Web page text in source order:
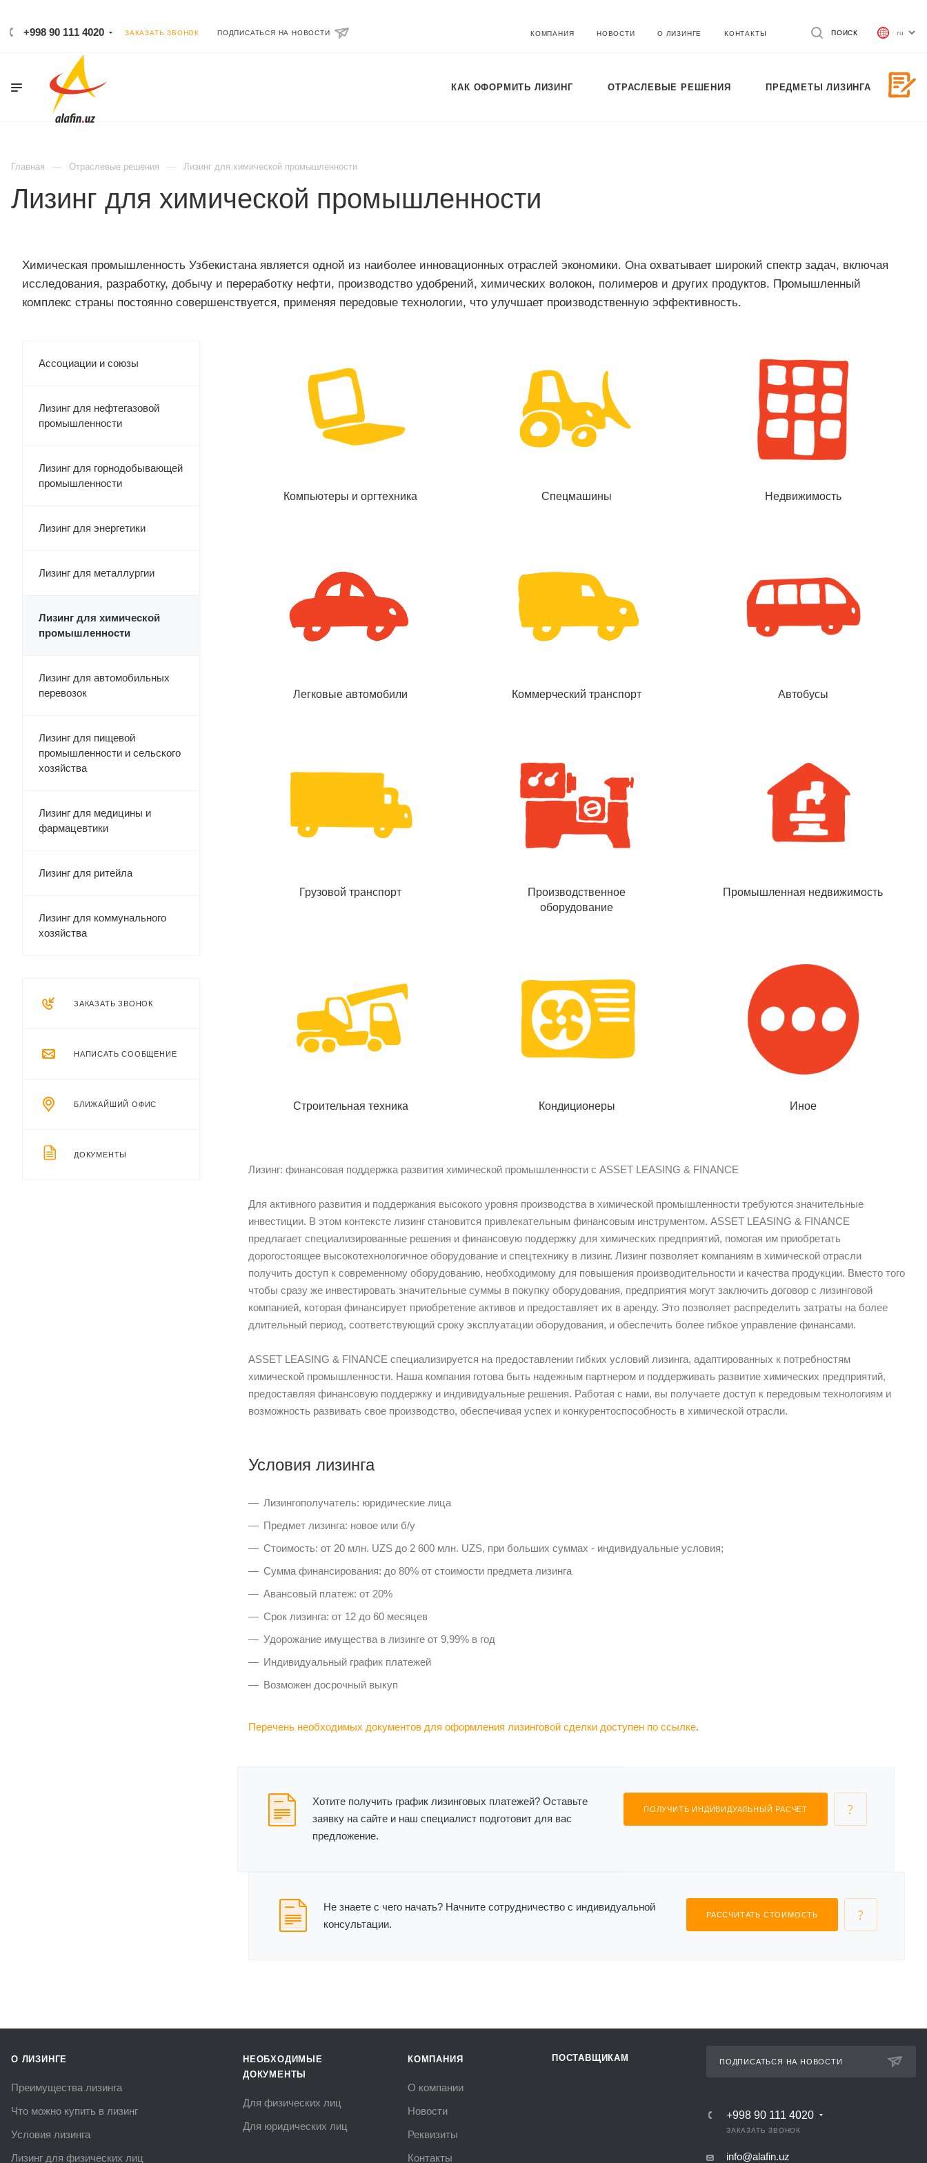
+998 90 111 4020 ЗАКАЗАТЬ ЗВОНОК ПОДПИСАТЬСЯ НА НОВОСТИ ПОИСК
КОМПАНИЯ НОВОСТИ О ЛИЗИНГЕ КОНТАКТЫ
КАК ОФОРМИТЬ ЛИЗИНГ ОТРАСЛЕВЫЕ РЕШЕНИЯ ПРЕДМЕТЫ ЛИЗИНГА
Главная Отраслевые решения Лизинг для химической промышленности
Лизинг для химической промышленности
Химическая промышленность Узбекистана является одной из наиболее инновационных отраслей экономики. Она охватывает широкий спектр задач, включая
исследования, разработку, добычу и переработку нефти, производство удобрений, химических волокон, полимеров и других продуктов. Промышленный
комплекс страны постоянно совершенствуется, применяя передовые технологии, что улучшает производственную эффективность.
Ассоциации и союзы
Лизинг для нефтегазовой
промышленности
Лизинг для горнодобывающей
промышленности
Лизинг для энергетики
Лизинг для металлургии
Лизинг для химической
промышленности
Лизинг для автомобильных
перевозок
Лизинг для пищевой
промышленности и сельского
хозяйства
Лизинг для медицины и
фармацевтики
Лизинг для ритейла
Лизинг для коммунального
хозяйства
ЗАКАЗАТЬ ЗВОНОК
НАПИСАТЬ СООБЩЕНИЕ
БЛИЖАЙШИЙ ОФИС
ДОКУМЕНТЫ
Компьютеры и оргтехника Спецмашины Недвижимость
Легковые автомобили Коммерческий транспорт Автобусы
Грузовой транспорт
Производственное
оборудование
Промышленная недвижимость
Строительная техника Кондиционеры Иное
Лизинг: финансовая поддержка развития химической промышленности с ASSET LEASING & FINANCE
Для активного развития и поддержания высокого уровня производства в химической промышленности требуются значительные
инвестиции. В этом контексте лизинг становится привлекательным финансовым инструментом. ASSET LEASING & FINANCE
предлагает специализированные решения и финансовую поддержку для химических предприятий, помогая им приобретать
дорогостоящее высокотехнологичное оборудование и спецтехнику в лизинг. Лизинг позволяет компаниям в химической отрасли
получить доступ к современному оборудованию, необходимому для повышения производительности и качества продукции. Вместо того
чтобы сразу же инвестировать значительные суммы в покупку оборудования, предприятия могут заключить договор с лизинговой
компанией, которая финансирует приобретение активов и предоставляет их в аренду. Это позволяет распределить затраты на более
длительный период, соответствующий сроку эксплуатации оборудования, и обеспечить более гибкое управление финансами.
ASSET LEASING & FINANCE специализируется на предоставлении гибких условий лизинга, адаптированных к потребностям
химической промышленности. Наша компания готова быть надежным партнером и поддерживать развитие химических предприятий,
предоставляя финансовую поддержку и индивидуальные решения. Работая с нами, вы получаете доступ к передовым технологиям и
возможность развивать свое производство, обеспечивая успех и конкурентоспособность в химической отрасли.
Условия лизинга
Лизингополучатель: юридические лица
Предмет лизинга: новое или б/у
Стоимость: от 20 млн. UZS до 2 600 млн. UZS, при больших суммах - индивидуальные условия;
Сумма финансирования: до 80% от стоимости предмета лизинга
Авансовый платеж: от 20%
Срок лизинга: от 12 до 60 месяцев
Удорожание имущества в лизинге от 9,99% в год
Индивидуальный график платежей
Возможен досрочный выкуп
Перечень необходимых документов для оформления лизинговой сделки доступен по ссылке.
Хотите получить график лизинговых платежей? Оставьте
заявку на сайте и наш специалист подготовит для вас
предложение.
ПОЛУЧИТЬ ИНДИВИДУАЛЬНЫЙ РАСЧЕТ
Не знаете с чего начать? Начните сотрудничество с индивидуальной
консультации.
РАССЧИТАТЬ СТОИМОСТЬ
О ЛИЗИНГЕ
Преимущества лизинга
Что можно купить в лизинг
Условия лизинга
Лизинг для физических лиц
НЕОБХОДИМЫЕ
ДОКУМЕНТЫ
Для физических лиц
Для юридических лиц
КОМПАНИЯ
О компании
Новости
Реквизиты
Контакты
ПОСТАВЩИКАМ ПОДПИСАТЬСЯ НА НОВОСТИ
+998 90 111 4020
ЗАКАЗАТЬ ЗВОНОК
info@alafin.uz